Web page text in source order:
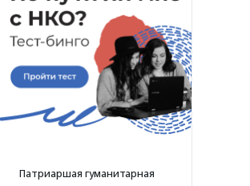
Патриаршая гуманитарная